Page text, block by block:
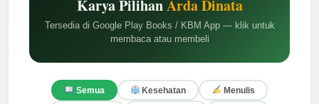
Karya PilihanArda Dinata
Tersedia di Google Play Books / KBM App — klik untuk
membaca atau membeli
Semua Kesehatan Menulis